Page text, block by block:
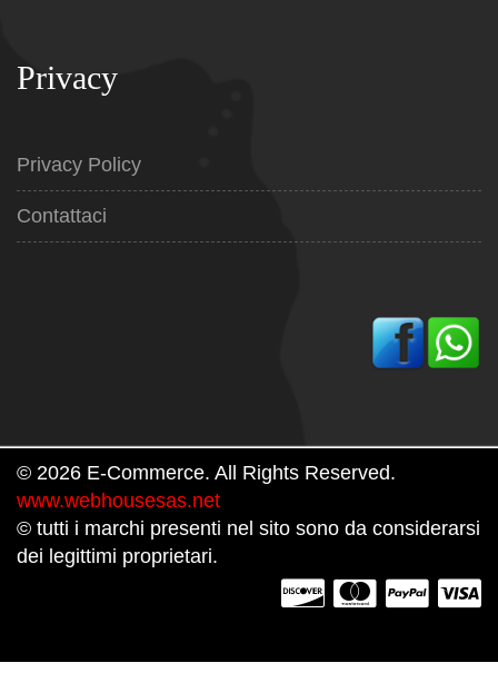
Privacy
Privacy Policy
Contattaci
© 2026 E-Commerce. All Rights Reserved.
www.webhousesas.net
© tutti i marchi presenti nel sito sono da considerarsi
dei legittimi proprietari.